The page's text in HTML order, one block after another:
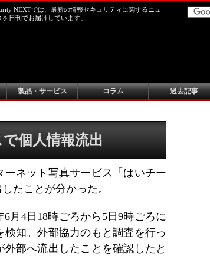
NEXTでは、最新の情報セキュリティに関するニュ
を日刊でお届けしています。
製品・サービス コラム 過去記事
個人情報流出
ネット写真サービス「はいチー
たことが分かった。
月4日18時ごろから5日9時ごろに
知。外部協力のもと調査を行っ
部へ流出したことを確認したと